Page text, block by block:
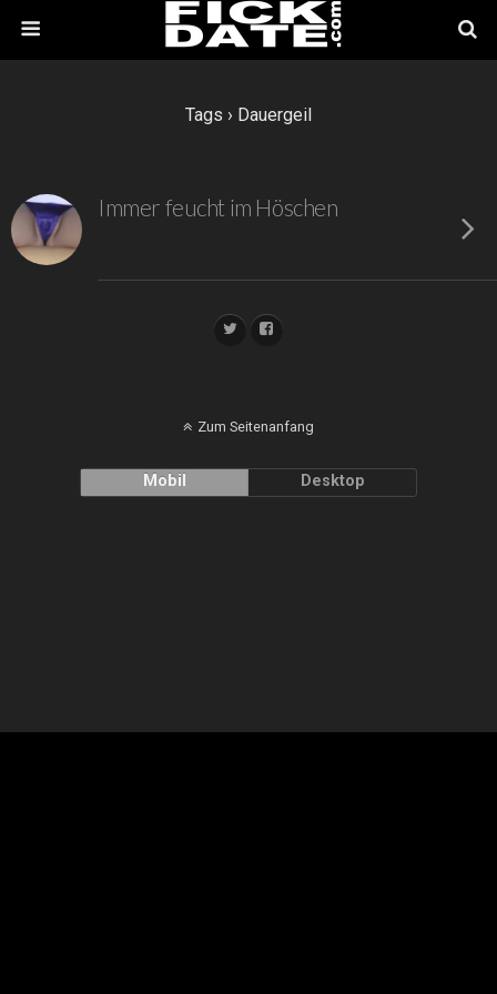
Tags › Dauergeil
Immer feucht im Höschen
Zum Seitenanfang
Mobil Desktop